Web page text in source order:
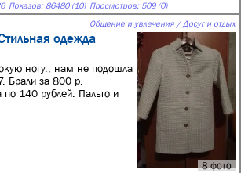
Показов: 86480 (10) Просмотров: 509 (0)
Общение и увлечения / Досуг и отдых
одежда
8 фото
ногу., нам не подошла
Брали за 800 р.
140 рублей. Пальто и